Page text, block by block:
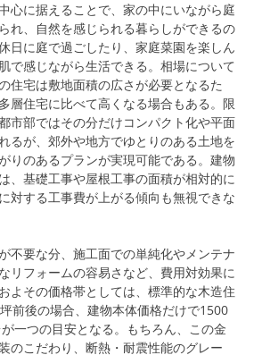
心に据えることで、家の中にいながら庭
れ、自然を感じられる暮らしができるの
日に庭で過ごしたり、家庭菜園を楽しん
で感じながら生活できる。相場について
住宅は敷地面積の広さが必要となるた
層住宅に比べて高くなる場合もある。限
市部ではその分だけコンパクト化や平面
るが、郊外や地方でゆとりのある土地を
りのあるプランが実現可能である。建物
、基礎工事や屋根工事の面積が相対的に
対する工事費が上がる傾向も無視できな
不要な分、施工面での単純化やメンテナ
リフォームの容易さなど、費用対効果に
よその価格帯としては、標準的な木造住
前後の場合、建物本体価格だけで1500
一つの目安となる。もちろん、この金
のこだわり、断熱・耐震性能のグレー